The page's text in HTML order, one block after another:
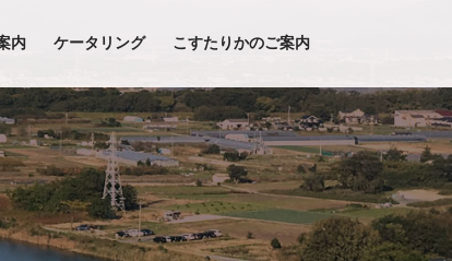
内 ケータリング こすたりかのご案内